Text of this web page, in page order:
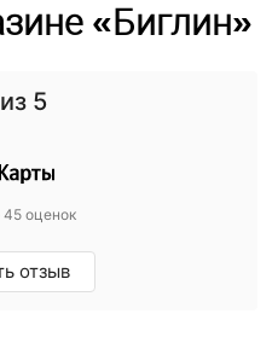
«Биглин»
из 5
оценок
отзыв